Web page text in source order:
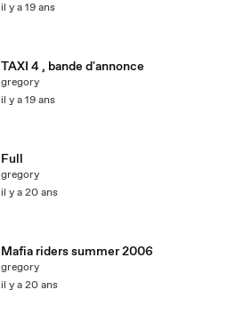
il y a 19 ans
TAXI 4 , bande d'annonce
gregory
il y a 19 ans
Full
gregory
il y a 20 ans
Mafia riders summer 2006
gregory
il y a 20 ans